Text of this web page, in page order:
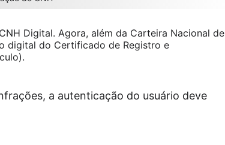
Digital. Agora, além da Carteira Nacional de
digital do Certificado de Registro e
a autenticação do usuário deve